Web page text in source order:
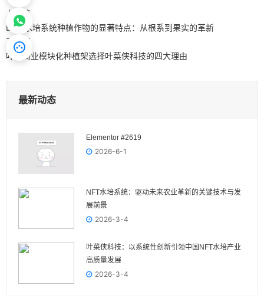
上一篇
DFT 水培系统种植作物的显著特点：从根系到果实的革新
下一篇
叶菜商业模块化种植架选择叶菜侠科技的四大理由
最新动态
Elementor #2619
2026-6-1
NFT水培系统：驱动未来农业革新的关键技术与发
展前景
2026-3-4
叶菜侠科技：以系统性创新引领中国NFT水培产业
高质量发展
2026-3-4